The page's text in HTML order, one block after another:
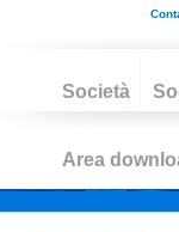
Società
Area